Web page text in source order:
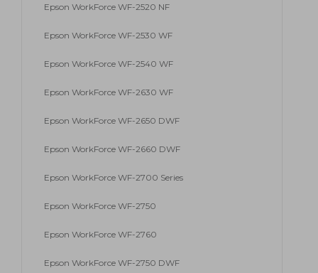
Epson WorkForce WF-2520 NF
Epson WorkForce WF-2530 WF
Epson WorkForce WF-2540 WF
Epson WorkForce WF-2630 WF
Epson WorkForce WF-2650 DWF
Epson WorkForce WF-2660 DWF
Epson WorkForce WF-2700 Series
Epson WorkForce WF-2750
Epson WorkForce WF-2760
Epson WorkForce WF-2750 DWF